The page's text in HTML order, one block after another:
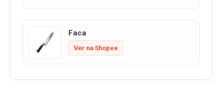
Faca
Ver na Shopee